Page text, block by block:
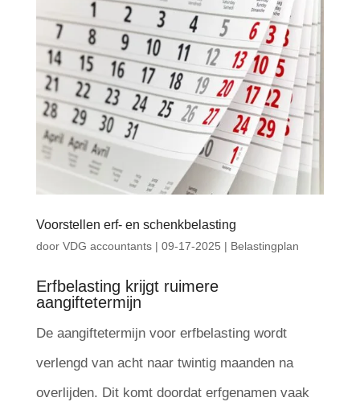
Voorstellen erf- en schenkbelasting
door VDG accountants| 09-17-2025 | Belastingplan
Erfbelasting krijgt ruimere
aangiftetermijn
De aangiftetermijn voor erfbelasting wordt
verlengd van acht naar twintig maanden na
overlijden. Dit komt doordat erfgenamen vaak